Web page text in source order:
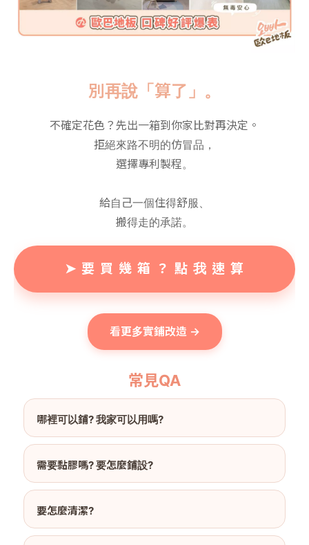
別再說「算了」。
不確定花色？先出一箱到你家比對再決定。
拒絕來路不明的仿冒品，
選擇專利製程。
給自己一個住得舒服、
搬得走的承諾。
➤ 要 買 幾 箱 ？ 點 我 速 算
看更多實鋪改造 →
常見QA
哪裡可以鋪? 我家可以用嗎?
需要黏膠嗎? 要怎麼鋪設?
要怎麼清潔?